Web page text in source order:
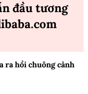
đầu tương
ra hồi chuông cảnh